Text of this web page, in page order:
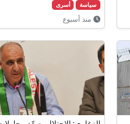
سياسة أسرى
منذ أسبوع